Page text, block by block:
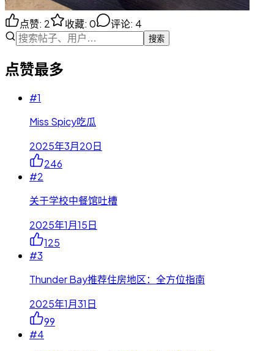
点赞: 2 收藏: 0 评论: 4
搜索
点赞最多
#1
Miss Spicy吃瓜
2025年3月20日
246
#2
关于学校中餐馆吐槽
2025年1月15日
125
#3
Thunder Bay推荐住房地区：全方位指南
2025年1月31日
99
#4